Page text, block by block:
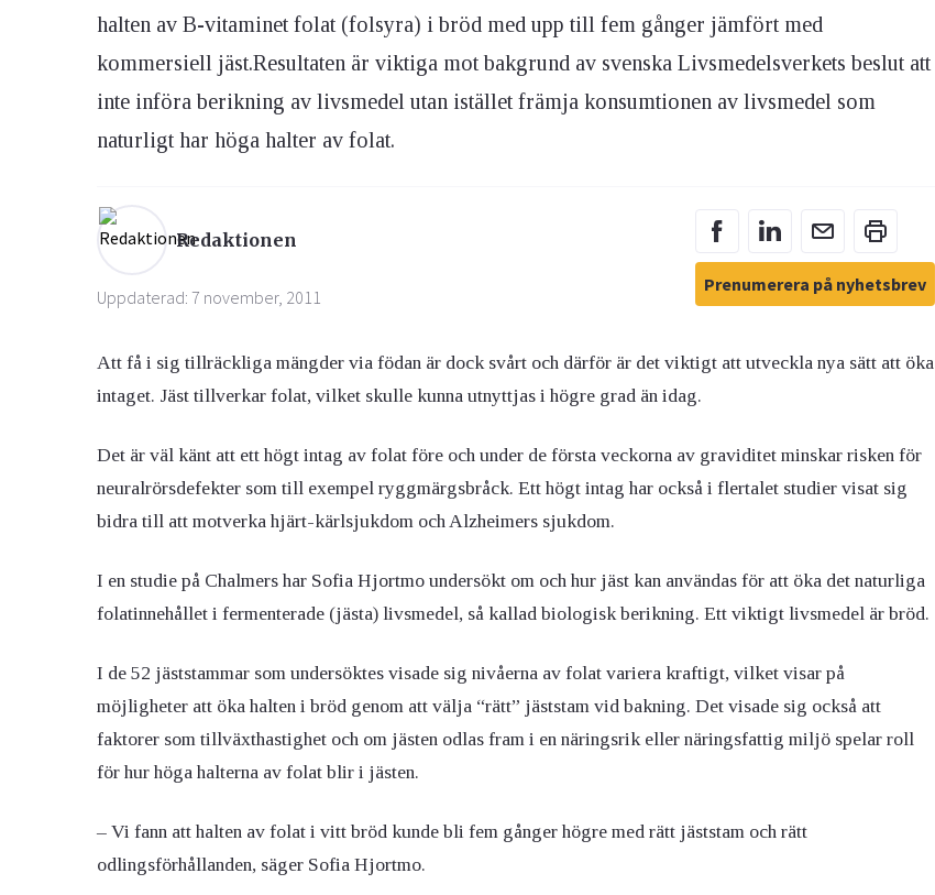
Ögon & Öron
Övervikt
halten av B-vitaminet folat (folsyra) i bröd med upp till fem gånger jämfört med
kommersiell jäst.Resultaten är viktiga mot bakgrund av svenska Livsmedelsverkets beslut att
inte införa berikning av livsmedel utan istället främja konsumtionen av livsmedel som
naturligt har höga halter av folat.
Redaktionen
Uppdaterad: 7 november, 2011
Prenumerera på nyhetsbrev
Att få i sig tillräckliga mängder via födan är dock svårt och därför är det viktigt att utveckla nya sätt att öka
intaget. Jäst tillverkar folat, vilket skulle kunna utnyttjas i högre grad än idag.
Det är väl känt att ett högt intag av folat före och under de första veckorna av graviditet minskar risken för
neuralrörsdefekter som till exempel ryggmärgsbråck. Ett högt intag har också i flertalet studier visat sig
bidra till att motverka hjärt-kärlsjukdom och Alzheimers sjukdom.
I en studie på Chalmers har Sofia Hjortmo undersökt om och hur jäst kan användas för att öka det naturliga
folatinnehållet i fermenterade (jästa) livsmedel, så kallad biologisk berikning. Ett viktigt livsmedel är bröd.
I de 52 jäststammar som undersöktes visade sig nivåerna av folat variera kraftigt, vilket visar på
möjligheter att öka halten i bröd genom att välja “rätt” jäststam vid bakning. Det visade sig också att
faktorer som tillväxthastighet och om jästen odlas fram i en näringsrik eller näringsfattig miljö spelar roll
för hur höga halterna av folat blir i jästen.
– Vi fann att halten av folat i vitt bröd kunde bli fem gånger högre med rätt jäststam och rätt
odlingsförhållanden, säger Sofia Hjortmo.